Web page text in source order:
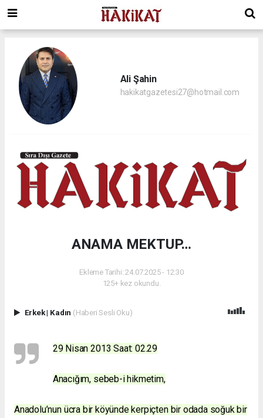
Ali Şahin
hakikatgazetesi27@hotmail.com
ANAMA MEKTUP…
Ekleme Tarihi: 24.07.2025 - 12:30
125+ kez okundu.
Erkek| Kadın (Haberi Sesli Oku)
29 Nisan 2013 Saat: 02.29
Anacığım, sebeb-i hikmetim,
Anadolu’nun ücra bir köyünde kerpiçten bir odada soğuk bir